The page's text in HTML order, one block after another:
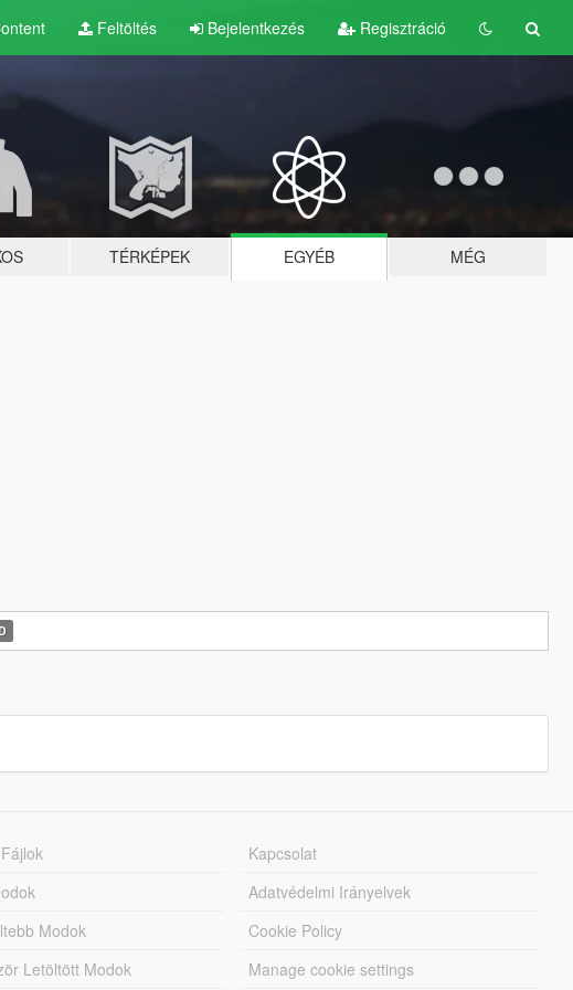
Feltöltés Bejelentkezés Regisztráció
TÉRKÉPEK EGYÉB MÉG
Modok
Letöltött Modok
Kapcsolat
Adatvédelmi Irányelvek
Cookie Policy
Manage cookie settings